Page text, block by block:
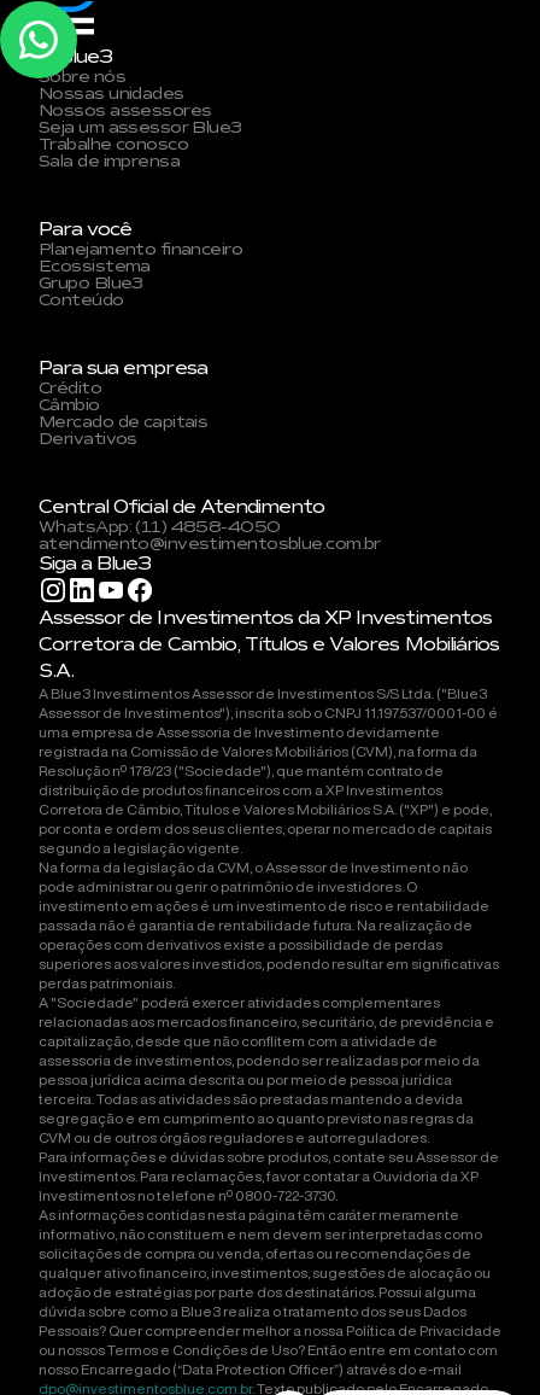
A Blue3
Sobre nós
Nossas unidades
Nossos assessores
Seja um assessor Blue3
Trabalhe conosco
Sala de imprensa
Para você
Planejamento financeiro
Ecossistema
Grupo Blue3
Conteúdo
Para sua empresa
Crédito
Câmbio
Mercado de capitais
Derivativos
Central Oficial de Atendimento
WhatsApp: (11) 4858-4050
atendimento@investimentosblue.com.br
Siga a Blue3
Assessor de Investimentos da XP Investimentos
Corretora de Cambio, Títulos e Valores Mobiliários
S.A.
A Blue3 Investimentos Assessor de Investimentos S/S Ltda. ("Blue3
Assessor de Investimentos"), inscrita sob o CNPJ 11.197.537/0001-00 é
uma empresa de Assessoria de Investimento devidamente
registrada na Comissão de Valores Mobiliários (CVM), na forma da
Resolução nº 178/23 ("Sociedade"), que mantém contrato de
distribuição de produtos financeiros com a XP Investimentos
Corretora de Câmbio, Títulos e Valores Mobiliários S.A. ("XP") e pode,
por conta e ordem dos seus clientes, operar no mercado de capitais
segundo a legislação vigente.
Na forma da legislação da CVM, o Assessor de Investimento não
pode administrar ou gerir o patrimônio de investidores. O
investimento em ações é um investimento de risco e rentabilidade
passada não é garantia de rentabilidade futura. Na realização de
operações com derivativos existe a possibilidade de perdas
superiores aos valores investidos, podendo resultar em significativas
perdas patrimoniais.
A "Sociedade" poderá exercer atividades complementares
relacionadas aos mercados financeiro, securitário, de previdência e
capitalização, desde que não conflitem com a atividade de
assessoria de investimentos, podendo ser realizadas por meio da
pessoa jurídica acima descrita ou por meio de pessoa jurídica
terceira. Todas as atividades são prestadas mantendo a devida
segregação e em cumprimento ao quanto previsto nas regras da
CVM ou de outros órgãos reguladores e autorreguladores.
Para informações e dúvidas sobre produtos, contate seu Assessor de
Investimentos. Para reclamações, favor contatar a Ouvidoria da XP
Investimentos no telefone nº 0800-722-3730.
As informações contidas nesta página têm caráter meramente
informativo, não constituem e nem devem ser interpretadas como
solicitações de compra ou venda, ofertas ou recomendações de
qualquer ativo financeiro, investimentos, sugestões de alocação ou
adoção de estratégias por parte dos destinatários. Possui alguma
dúvida sobre como a Blue3 realiza o tratamento dos seus Dados
Pessoais? Quer compreender melhor a nossa Política de Privacidade
ou nossos Termos e Condições de Uso? Então entre em contato com
nosso Encarregado (“Data Protection Officer”) através do e-mail
dpo@investimentosblue.com.br. Texto publicado pelo Encarregado